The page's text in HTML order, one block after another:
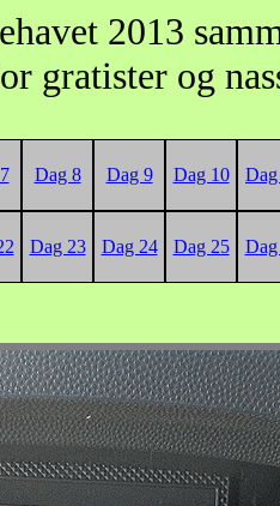
2013
gratister og
Dag 8 Dag 9 Dag 10 Dag
Dag 23 Dag 24 Dag 25